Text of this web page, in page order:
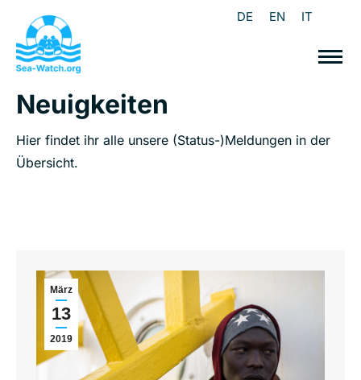
DE EN IT
Neuigkeiten
Hier findet ihr alle unsere (Status-)Meldungen in der
Übersicht.
März
13
2019